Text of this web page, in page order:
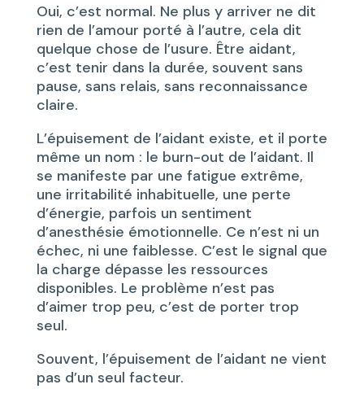
Oui, c’est normal. Ne plus y arriver ne dit
rien de l’amour porté à l’autre, cela dit
quelque chose de l’usure. Être aidant,
c’est tenir dans la durée, souvent sans
pause, sans relais, sans reconnaissance
claire.
L’épuisement de l’aidant existe, et il porte
même un nom : le burn-out de l’aidant. Il
se manifeste par une fatigue extrême,
une irritabilité inhabituelle, une perte
d’énergie, parfois un sentiment
d’anesthésie émotionnelle. Ce n’est ni un
échec, ni une faiblesse. C’est le signal que
la charge dépasse les ressources
disponibles. Le problème n’est pas
d’aimer trop peu, c’est de porter trop
seul.
Souvent, l’épuisement de l’aidant ne vient
pas d’un seul facteur.